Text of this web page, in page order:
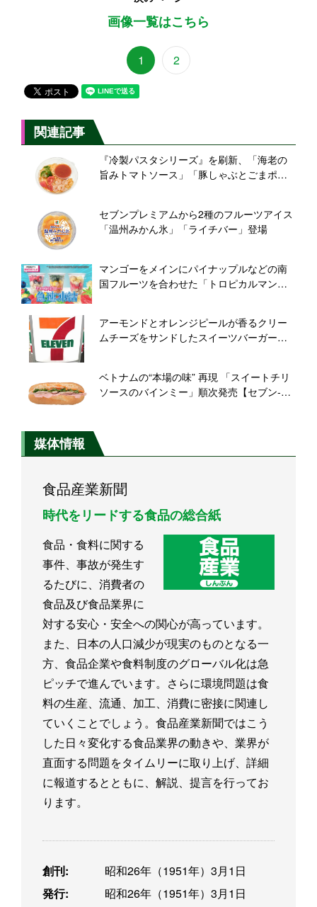
画像一覧はこちら
1 2
関連記事
『冷製パスタシリーズ』を刷新、「海老の
旨みトマトソース」「豚しゃぶとごまポン
セブンプレミアムから2種のフルーツアイス
「温州みかん氷」「ライチバー」登場
マンゴーをメインにパイナップルなどの南
国フルーツを合わせた「トロピカルマンゴ
アーモンドとオレンジピールが香るクリー
ムチーズをサンドしたスイーツバーガーが
ベトナムの“本場の味” 再現 「スイートチリ
ソースのバインミー」順次発売【セブン‐イ
媒体情報
食品産業新聞
時代をリードする食品の総合紙
食品・食料に関する
事件、事故が発生す
るたびに、消費者の
食品及び食品業界に
対する安心・安全への関心が高っています。
また、日本の人口減少が現実のものとなる一
方、食品企業や食料制度のグローバル化は急
ピッチで進んでいます。さらに環境問題は食
料の生産、流通、加工、消費に密接に関連し
ていくことでしょう。食品産業新聞ではこう
した日々変化する食品業界の動きや、業界が
直面する問題をタイムリーに取り上げ、詳細
に報道するとともに、解説、提言を行ってお
ります。
創刊:
昭和26年（1951年）3月1日
発行:
昭和26年（1951年）3月1日